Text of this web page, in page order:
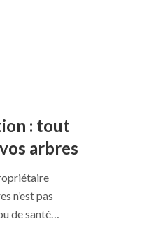
: tout
arbres
n’est pas
de santé…